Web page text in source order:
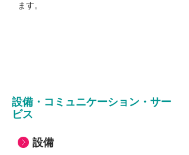
ます。
設備・コミュニケーション・サー
ビス
設備